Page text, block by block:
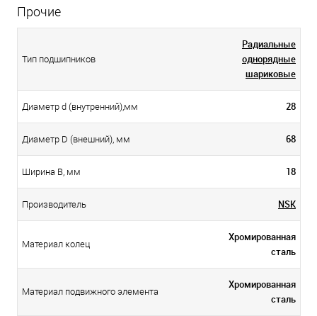
Прочие
Тип подшипников
Радиальные
однорядные
шариковые
Диаметр d (внутренний),мм 28
Диаметр D (внешний), мм 68
Ширина B, мм 18
Производитель NSK
Материал колец
Хромированная
сталь
Материал подвижного элемента
Хромированная
сталь